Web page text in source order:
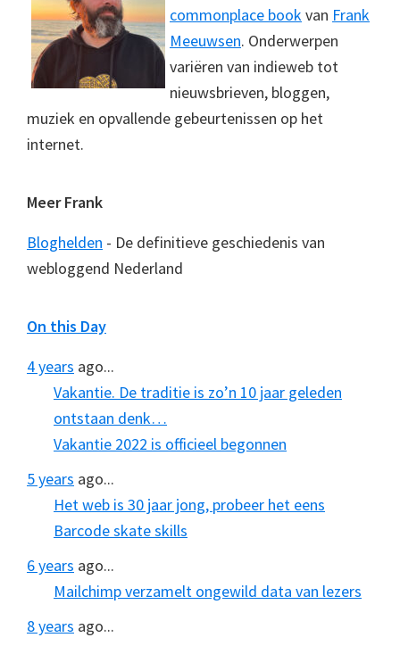
commonplace bookvan Frank
Meeuwsen. Onderwerpen
variëren van indieweb tot
nieuwsbrieven, bloggen,
muziek en opvallende gebeurtenissen op het
internet.
Meer Frank
Bloghelden - De definitieve geschiedenis van
webloggend Nederland
On this Day
4 years ago...
Vakantie. De traditie is zo’n 10 jaar geleden
ontstaan denk…
Vakantie 2022 is officieel begonnen
5 years ago...
Het web is 30 jaar jong, probeer het eens
Barcode skate skills
6 years ago...
Mailchimp verzamelt ongewild data van lezers
8 years ago...